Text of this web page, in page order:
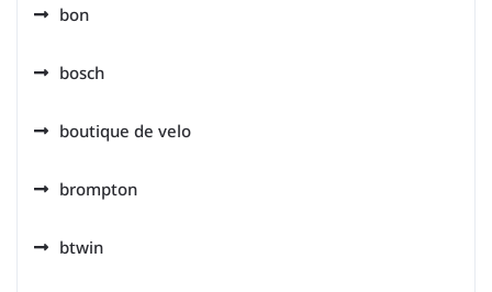
bon
bosch
boutique de velo
brompton
btwin